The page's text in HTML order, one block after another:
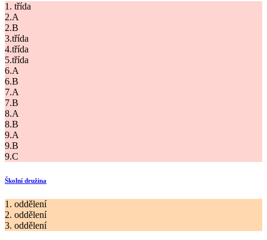
1. třída
2.A
2.B
3.třída
4.třída
5.třída
6.A
6.B
7.A
7.B
8.A
8.B
9.A
9.B
9.C
Školní družina
1. oddělení
2. oddělení
3. oddělení